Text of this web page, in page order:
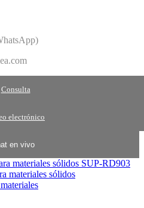
Consulta
electrónico
en vivo